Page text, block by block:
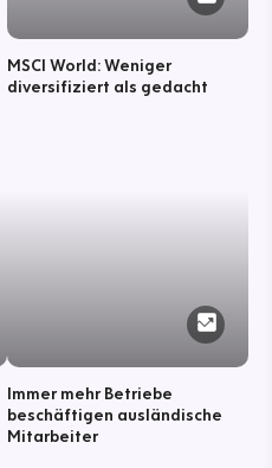
MSCI World: Weniger
diversifiziert als gedacht
Immer mehr Betriebe
beschäftigen ausländische
Mitarbeiter